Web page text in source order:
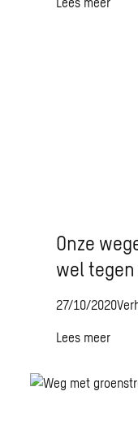
Onze
wel
27/10/2020
Lees meer